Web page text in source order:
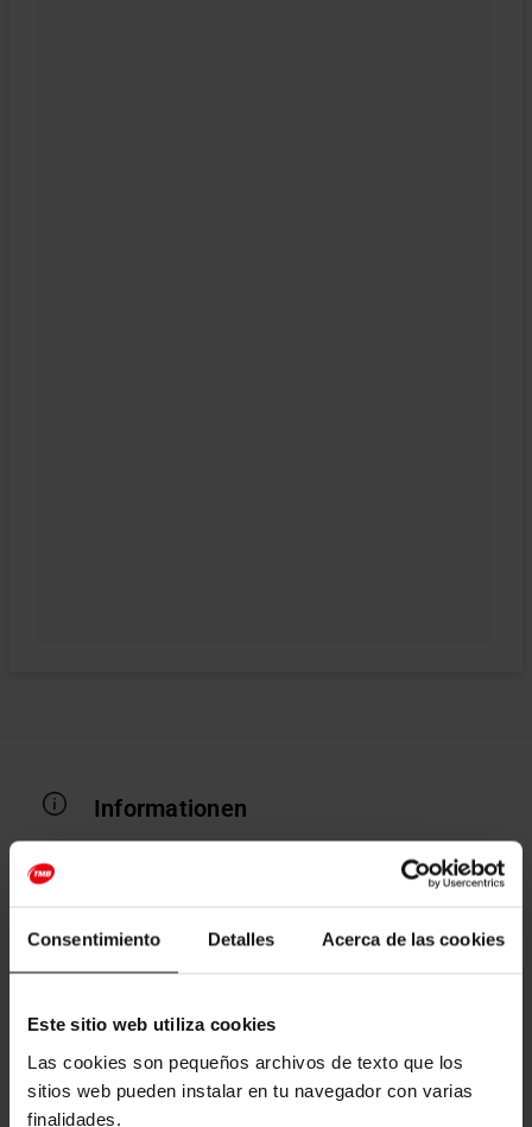
Consentimiento Detalles Acerca de las cookies
Este sitio web utiliza cookies
Las cookies son pequeños archivos de texto que los
sitios web pueden instalar en tu navegador con varias
finalidades.
Informationen
Hin- und Rückfahrkarte für die Seilbahn
beliebigen der drei Haltestellen ein- und
aussteigen: Parc de Montjuïc, Miramar und
Castell de Montjuïc).